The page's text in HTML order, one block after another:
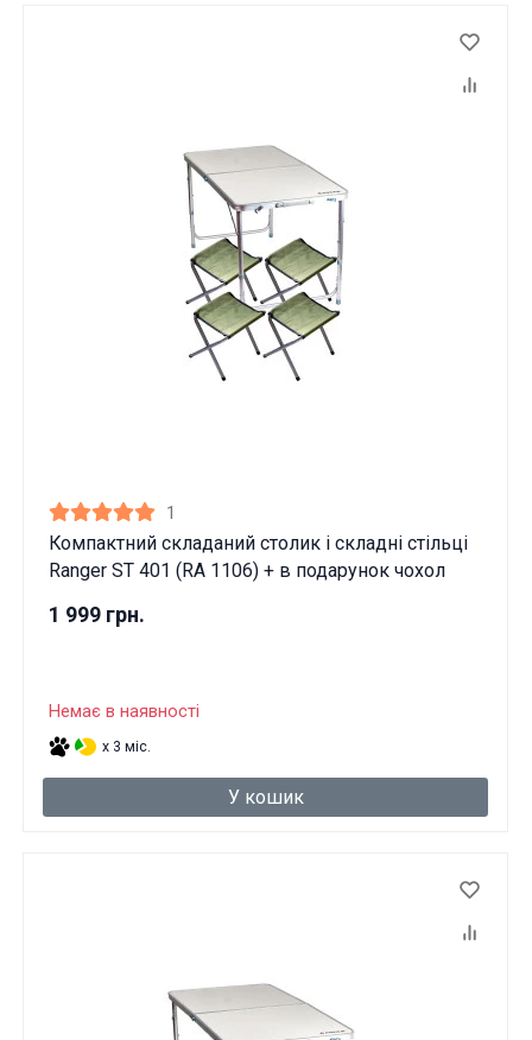
1
Компактний складаний столик і складні стільці
Ranger ST 401 (RA 1106) + в подарунок чохол
1 999 грн.
Немає в наявності
x 3 міс.
У кошик